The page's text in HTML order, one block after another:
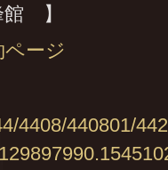
館 】
ージ
4408/440801/